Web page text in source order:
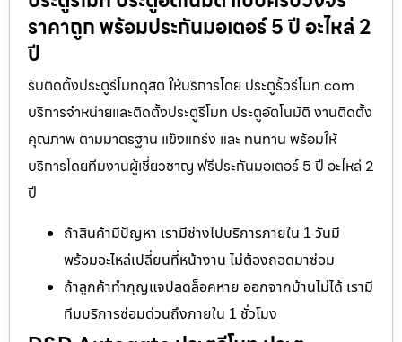
ราคาถูก พร้อมประกันมอเตอร์ 5 ปี อะไหล่ 2
ปี
รับติดตั้งประตูรีโมทดุสิต ให้บริการโดย ประตูรั้วรีโมท.com
บริการจำหน่ายและติดตั้งประตูรีโมท ประตูอัตโนมัติ งานติดตั้ง
คุณภาพ ตามมาตรฐาน แข็งแกร่ง และ ทนทาน พร้อมให้
บริการโดยทีมงานผู้เชี่ยวชาญ ฟรีประกันมอเตอร์ 5 ปี อะไหล่ 2
ปี
ถ้าสินค้ามีปัญหา เรามีช่างไปบริการภายใน 1 วันมี
พร้อมอะไหล่เปลี่ยนที่หน้างาน ไม่ต้องถอดมาซ่อม
ถ้าลูกค้าทำกุญแจปลดล็อคหาย ออกจากบ้านไม่ได้ เรามี
ทีมบริการซ่อมด่วนถึงภายใน 1 ชั่วโมง